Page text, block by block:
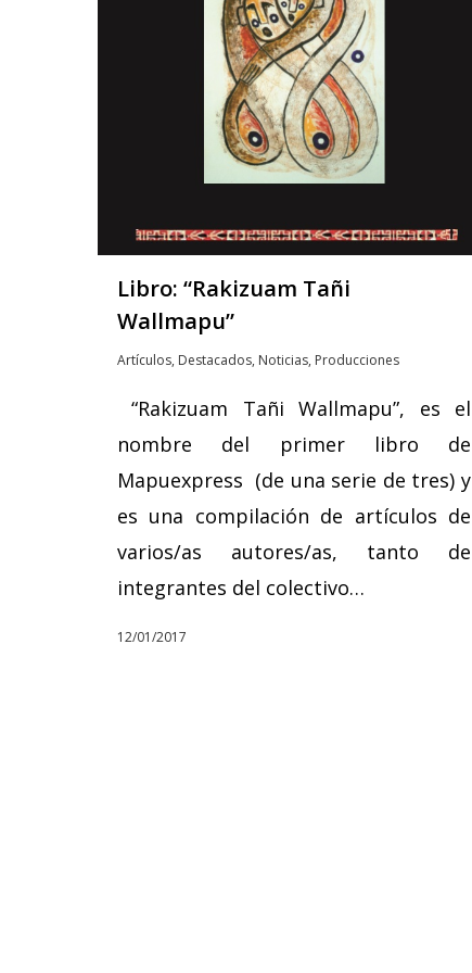
Libro: “Rakizuam Tañi
Wallmapu”
Artículos, Destacados, Noticias, Producciones
“Rakizuam Tañi Wallmapu”, es el
nombre del primer libro de
Mapuexpress (de una serie de tres) y
es una compilación de artículos de
varios/as autores/as, tanto de
integrantes del colectivo…
12/01/2017